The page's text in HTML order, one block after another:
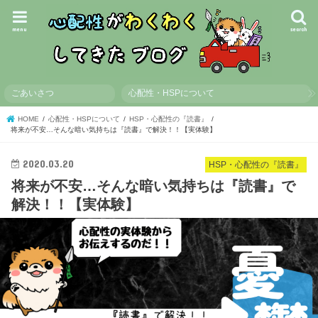
search
menu
ごあいさつ 心配性・HSPについて
HOME 心配性・HSPについて
HSP・心配性の『読書』
将来が不安…そんな暗い気持ちは『読書』で解決！！【実体験】
HSP・心配性の『読書』
2020.03.20
将来が不安…そんな暗い気持ちは『読書』で
解決！！【実体験】